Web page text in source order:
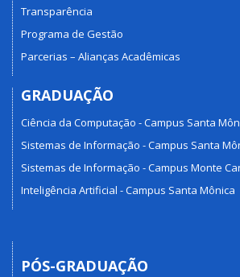
Transparência
Programa de Gestão
Parcerias – Alianças Acadêmicas
GRADUAÇÃO
Ciência da Computação - Campus Santa
Sistemas de Informação - Campus Santa
Sistemas de Informação - Campus Monte
Inteligência Artificial - Campus Santa Mônica
PÓS-GRADUAÇÃO